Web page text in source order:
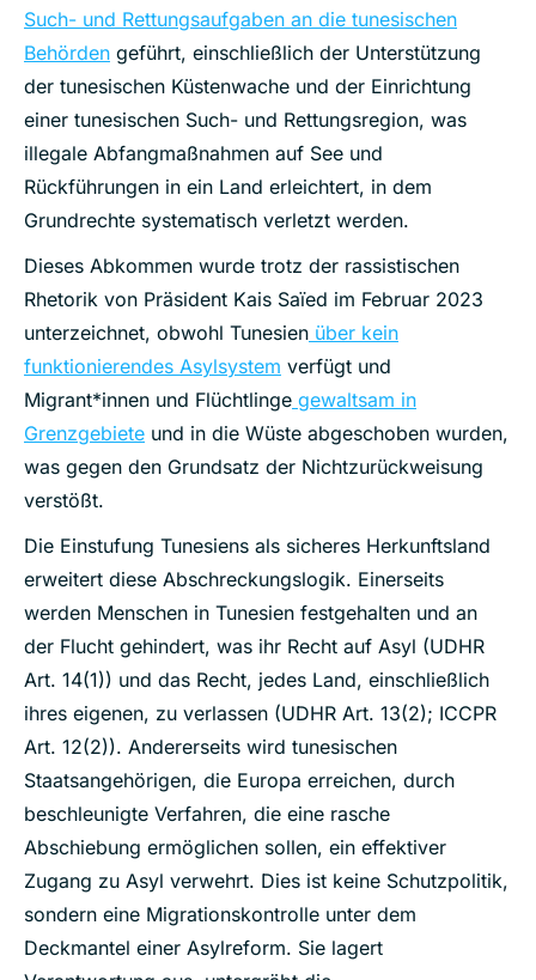
Such- und Rettungsaufgaben an die tunesischen
Behörden geführt, einschließlich der Unterstützung
der tunesischen Küstenwache und der Einrichtung
einer tunesischen Such- und Rettungsregion, was
illegale Abfangmaßnahmen auf See und
Rückführungen in ein Land erleichtert, in dem
Grundrechte systematisch verletzt werden.
Dieses Abkommen wurde trotz der rassistischen
Rhetorik von Präsident Kais Saïed im Februar 2023
unterzeichnet, obwohl Tunesien über kein
funktionierendes Asylsystem verfügt und
Migrant*innen und Flüchtlinge gewaltsam in
Grenzgebiete und in die Wüste abgeschoben wurden,
was gegen den Grundsatz der Nichtzurückweisung
verstößt.
Die Einstufung Tunesiens als sicheres Herkunftsland
erweitert diese Abschreckungslogik. Einerseits
werden Menschen in Tunesien festgehalten und an
der Flucht gehindert, was ihr Recht auf Asyl (UDHR
Art. 14(1)) und das Recht, jedes Land, einschließlich
ihres eigenen, zu verlassen (UDHR Art. 13(2); ICCPR
Art. 12(2)). Andererseits wird tunesischen
Staatsangehörigen, die Europa erreichen, durch
beschleunigte Verfahren, die eine rasche
Abschiebung ermöglichen sollen, ein effektiver
Zugang zu Asyl verwehrt. Dies ist keine Schutzpolitik,
sondern eine Migrationskontrolle unter dem
Deckmantel einer Asylreform. Sie lagert